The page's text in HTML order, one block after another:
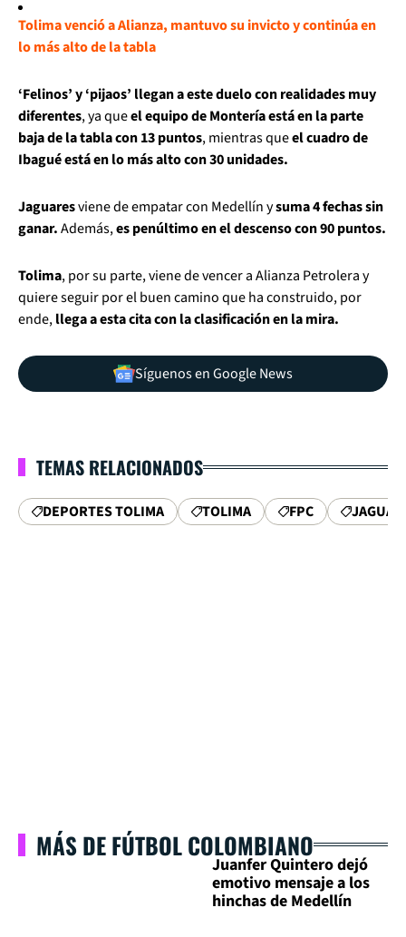
Tolima venció a Alianza, mantuvo su invicto y continúa en
lo más alto de la tabla
‘Felinos’ y ‘pijaos’ llegan a este duelo con realidades muy
diferentes, ya queel equipo de Montería está en la parte
baja de la tabla con 13 puntos, mientras queel cuadro de
Ibagué está en lo más alto con 30 unidades.
Jaguaresviene de empatar con Medellín ysuma 4 fechas sin
ganar.Además,es penúltimo en el descenso con 90 puntos.
Tolima, por su parte, viene de vencer a Alianza Petrolera y
quiere seguir por el buen camino que ha construido, por
ende,llega a esta cita con la clasificación en la mira.
Síguenos en Google News
TEMAS RELACIONADOS
DEPORTES TOLIMA TOLIMA FPC
MÁS DE FÚTBOL COLOMBIANO
Juanfer Quintero dejó
emotivo mensaje a los
hinchas de Medellín